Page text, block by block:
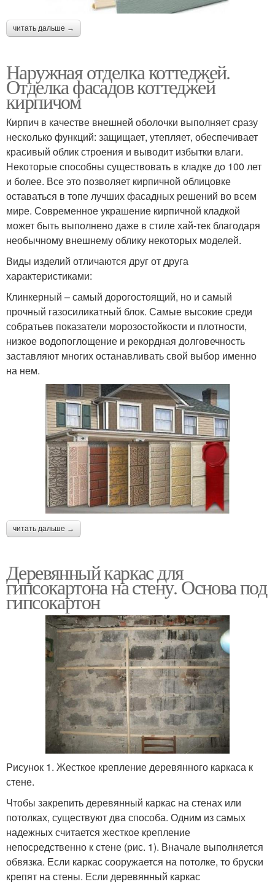
читать дальше →
Наружная отделка коттеджей.
Отделка фасадов коттеджей
кирпичом
Кирпич в качестве внешней оболочки выполняет сразу
несколько функций: защищает, утепляет, обеспечивает
красивый облик строения и выводит избытки влаги.
Некоторые способны существовать в кладке до 100 лет
и более. Все это позволяет кирпичной облицовке
оставаться в топе лучших фасадных решений во всем
мире. Современное украшение кирпичной кладкой
может быть выполнено даже в стиле хай-тек благодаря
необычному внешнему облику некоторых моделей.
Виды изделий отличаются друг от друга
характеристиками:
Клинкерный – самый дорогостоящий, но и самый
прочный газосиликатный блок. Самые высокие среди
собратьев показатели морозостойкости и плотности,
низкое водопоглощение и рекордная долговечность
заставляют многих останавливать свой выбор именно
на нем.
читать дальше →
Деревянный каркас для
гипсокартона на стену. Основа под
гипсокартон
Рисунок 1. Жесткое крепление деревянного каркаса к
стене.
Чтобы закрепить деревянный каркас на стенах или
потолках, существуют два способа. Одним из самых
надежных считается жесткое крепление
непосредственно к стене (рис. 1). Вначале выполняется
обвязка. Если каркас сооружается на потолке, то бруски
крепят на стены. Если деревянный каркас